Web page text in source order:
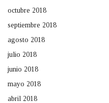
octubre 2018
septiembre 2018
agosto 2018
julio 2018
junio 2018
mayo 2018
abril 2018